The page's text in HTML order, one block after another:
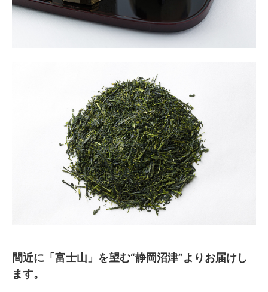
間近に「富士山」を望む“静岡沼津”よりお届けし
ます。